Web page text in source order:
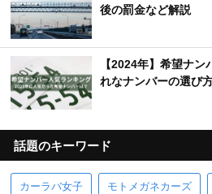
後の罰金など解説
【2024年】希望ナ
れなナンバーの選び
話題のキーワード
カーラバ女子 モトメガネカーズ